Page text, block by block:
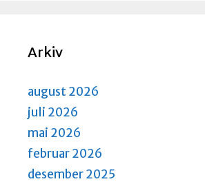
Arkiv
august 2026
juli 2026
mai 2026
februar 2026
desember 2025